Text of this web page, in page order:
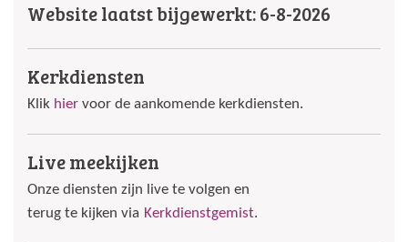
Website laatst bijgewerkt: 6-8-2026
Kerkdiensten
Klik hier voor de aankomende kerkdiensten.
Live meekijken
Onze diensten zijn live te volgen en
terug te kijken via Kerkdienstgemist.